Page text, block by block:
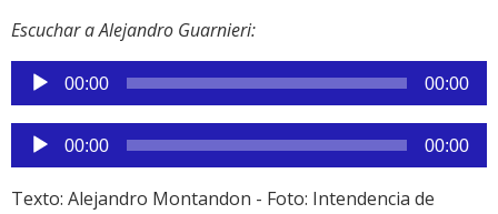
Escuchar a Alejandro Guarnieri:
Reproductor
de
audio
00:00 00:00
Reproductor
de
audio
00:00 00:00
Texto: Alejandro Montandon - Foto: Intendencia de